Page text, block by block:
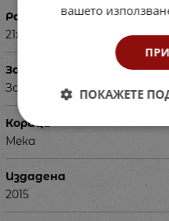
Размери в см
21х29
За деца на възраст
За ученици в 1 клас
Корица
Мека
Издадена
2015
вашето
ПОКАЖЕТЕ